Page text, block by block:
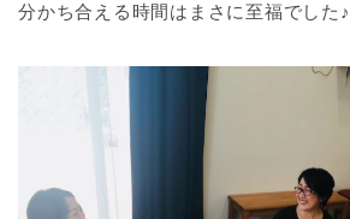
分かち合える時間はまさに至福でした♪